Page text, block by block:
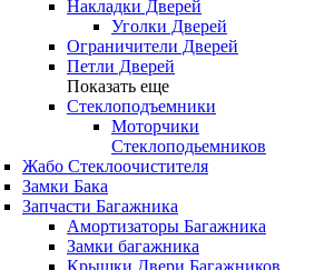
Накладки Дверей
Уголки Дверей
Ограничители Дверей
Петли Дверей
Показать еще
Стеклоподъемники
Моторчики
Стеклоподьемников
Жабо Стеклоочистителя
Замки Бака
Запчасти Багажника
Амортизаторы Багажника
Замки багажника
Крышки Двери Багажников